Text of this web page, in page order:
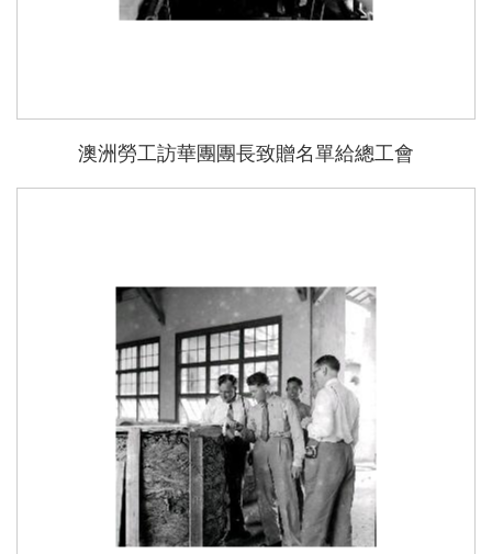
澳洲勞工訪華團團長致贈名單給總工會